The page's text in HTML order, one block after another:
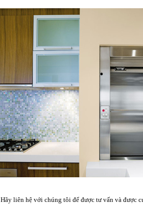
Hãy liên hệ với chúng tôi để được tư vấn và được